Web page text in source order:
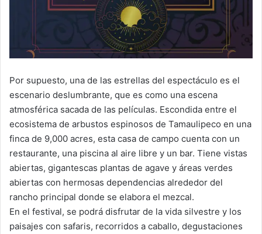
Por supuesto, una de las estrellas del espectáculo es el
escenario deslumbrante, que es como una escena
atmosférica sacada de las películas. Escondida entre el
ecosistema de arbustos espinosos de Tamaulipeco en una
finca de 9,000 acres, esta casa de campo cuenta con un
restaurante, una piscina al aire libre y un bar. Tiene vistas
abiertas, gigantescas plantas de agave y áreas verdes
abiertas con hermosas dependencias alrededor del
rancho principal donde se elabora el mezcal.
En el festival, se podrá disfrutar de la vida silvestre y los
paisajes con safaris, recorridos a caballo, degustaciones